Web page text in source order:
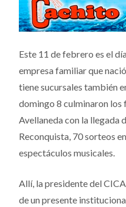
Este 11 de febrero es el
empresa familiar que
tiene sucursales también
domingo 8 culminaron los
Avellaneda con la llegada
Reconquista, 70 sorteos
espectáculos musicales.
Allí, la presidente del
de un presente